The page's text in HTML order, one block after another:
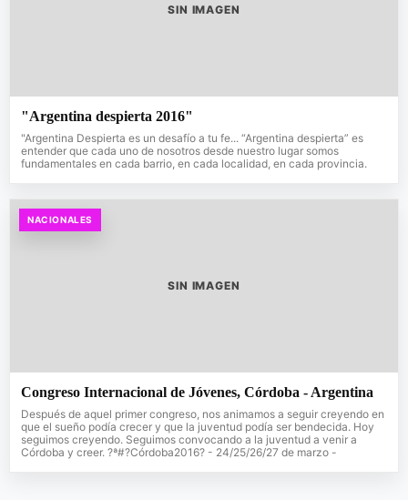
SIN IMAGEN
"Argentina despierta 2016"
"Argentina Despierta es un desafío a tu fe... “Argentina despierta” es
entender que cada uno de nosotros desde nuestro lugar somos
fundamentales en cada barrio, en cada localidad, en cada provincia.
NACIONALES
SIN IMAGEN
Congreso Internacional de Jóvenes, Córdoba - Argentina
Después de aquel primer congreso, nos animamos a seguir creyendo en
que el sueño podía crecer y que la juventud podía ser bendecida. Hoy
seguimos creyendo. Seguimos convocando a la juventud a venir a
Córdoba y creer. ?ª#?Córdoba2016? - 24/25/26/27 de marzo -